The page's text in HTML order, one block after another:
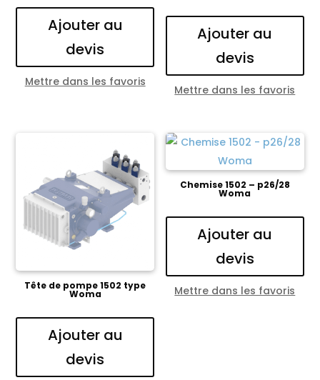
Ajouter au
devis
Mettre dans les favoris
Ajouter au
devis
Mettre dans les favoris
Tête de pompe 1502 type
Woma
Ajouter au
devis
Chemise 1502 – p26/28
Woma
Ajouter au
devis
Mettre dans les favoris